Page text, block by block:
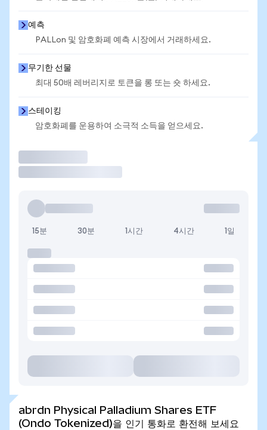
예측
PALLon 및 암호화폐 예측 시장에서 거래하세요.
무기한 선물
최대 50배 레버리지로 토큰을 롱 또는 숏 하세요.
스테이킹
암호화폐를 운용하여 소극적 소득을 얻으세요.
15분 30분 1시간 4시간 1일
abrdn Physical Palladium Shares ETF
(Ondo Tokenized)을 인기 통화로 환전해 보세요